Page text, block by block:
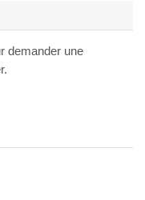
demander une